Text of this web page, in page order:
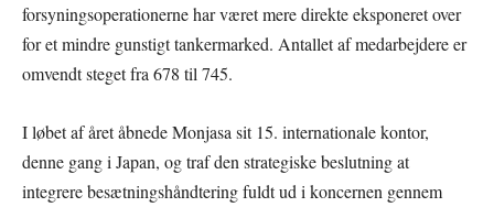
forsyningsoperationerne har været mere direkte eksponeret over
for et mindre gunstigt tankermarked. Antallet af medarbejdere er
omvendt steget fra 678 til 745.
I løbet af året åbnede Monjasa sit 15. internationale kontor,
denne gang i Japan, og traf den strategiske beslutning at
integrere besætningshåndtering fuldt ud i koncernen gennem